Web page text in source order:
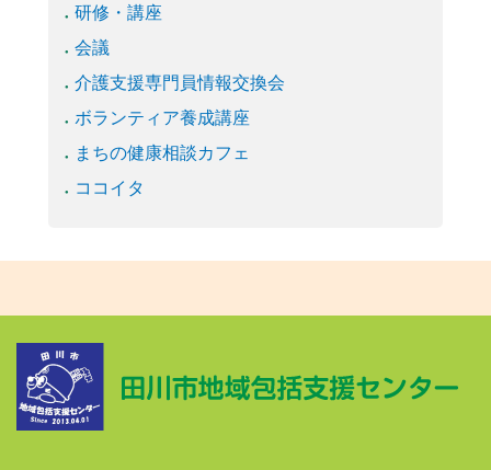
研修・講座
会議
介護支援専門員情報交換会
ボランティア養成講座
まちの健康相談カフェ
ココイタ